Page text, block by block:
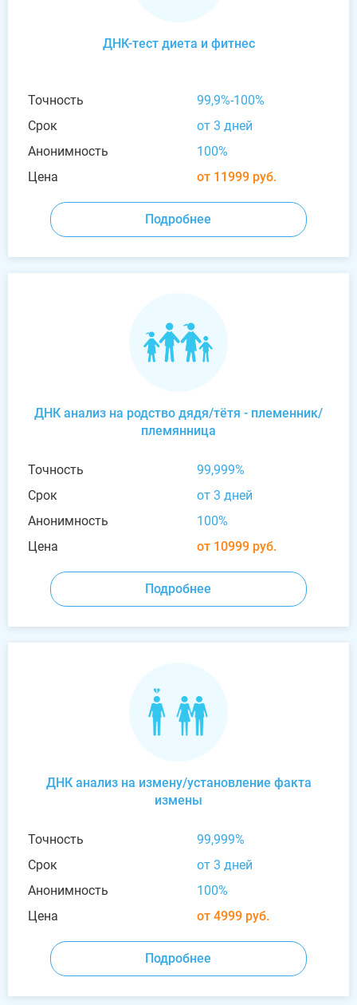
ДНК-тест диета и фитнес
Точность
99,9%-100%
Срок
от 3 дней
Анонимность
100%
Цена
от 11999 руб.
Подробнее
ДНК анализ на родство дядя/тётя - племенник/
племянница
Точность
99,999%
Срок
от 3 дней
Анонимность
100%
Цена
от 10999 руб.
Подробнее
ДНК анализ на измену/установление факта
измены
Точность
99,999%
Срок
от 3 дней
Анонимность
100%
Цена
от 4999 руб.
Подробнее